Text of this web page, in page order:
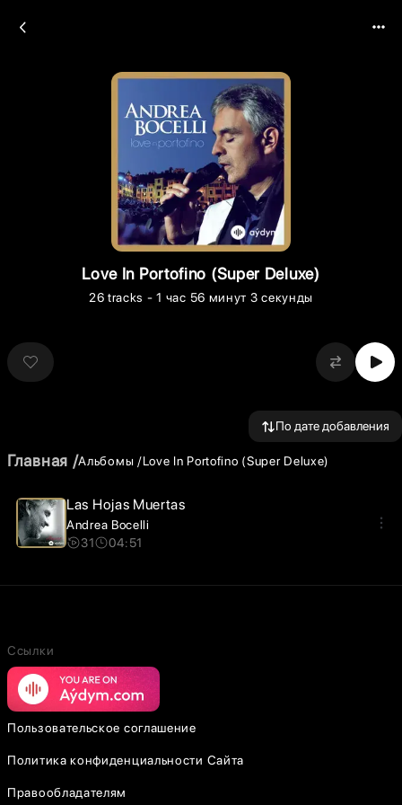
Love In Portofino (Super Deluxe)
26 tracks - 1 час 56 минут 3 секунды
По дате добавления
Главная Альбомы Love In Portofino (Super Deluxe)
Las Hojas Muertas
Andrea Bocelli
31
04:51
Ссылки
Пользовательское соглашение
Политика конфиденциальности Сайта
Правообладателям